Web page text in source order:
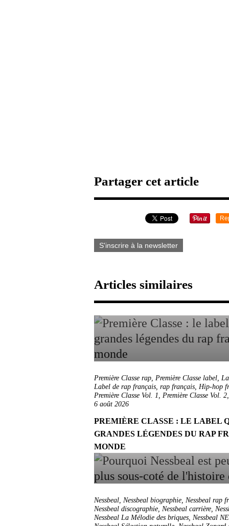
Partager cet article
S'inscrire à la newsletter
Articles similaires
Première Classe rap, Première Classe label,
Label de rap français, rap français, Hip-hop
Première Classe Vol. 1, Première Classe Vol. 2
6 août 2026
PREMIÈRE CLASSE : LE LABEL
GRANDES LÉGENDES DU RAP
MONDE
Nessbeal, Nessbeal biographie, Nessbeal rap
Nessbeal discographie, Nessbeal carrière,
Nessbeal La Mélodie des briques, Nessbeal